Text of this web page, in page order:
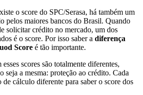
o score do SPC/Serasa, há também um
pelos maiores bancos do Brasil. Quando
solicitar crédito no mercado, um dos
é o score. Por isso saber a diferença
Score é tão importante.
scores são totalmente diferentes,
seja a mesma: proteção ao crédito. Cada
cálculo diferente para saber o score dos